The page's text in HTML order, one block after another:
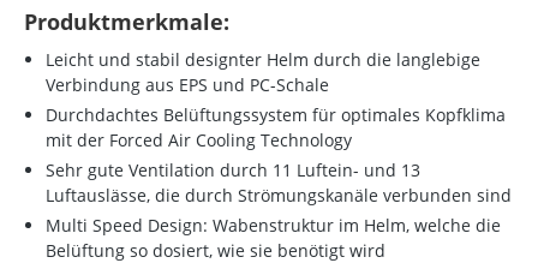
Produktmerkmale:
Leicht und stabil designter Helm durch die langlebige
Verbindung aus EPS und PC-Schale
Durchdachtes Belüftungssystem für optimales Kopfklima
mit der Forced Air Cooling Technology
Sehr gute Ventilation durch 11 Luftein- und 13
Luftauslässe, die durch Strömungskanäle verbunden sind
Multi Speed Design: Wabenstruktur im Helm, welche die
Belüftung so dosiert, wie sie benötigt wird